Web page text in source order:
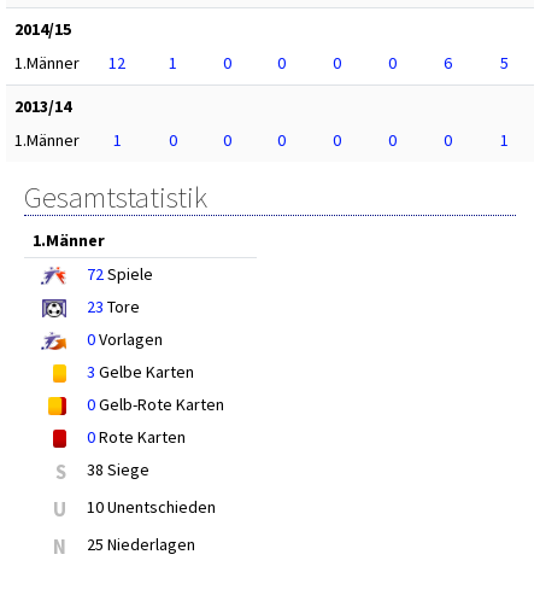
2014/15
1.Männer
12 1 0 0 0 0 6
5
2013/14
1.Männer
1 0 0 0 0 0 0 1
Gesamtstatistik
1.Männer
72Spiele
23 Tore
0Vorlagen
3 Gelbe Karten
0Gelb-Rote Karten
0Rote Karten
S 38 Siege
U 10 Unentschieden
N 25 Niederlagen